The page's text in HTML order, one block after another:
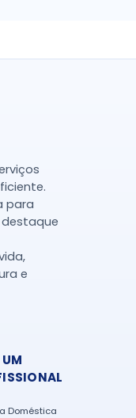
para
e
Doméstica